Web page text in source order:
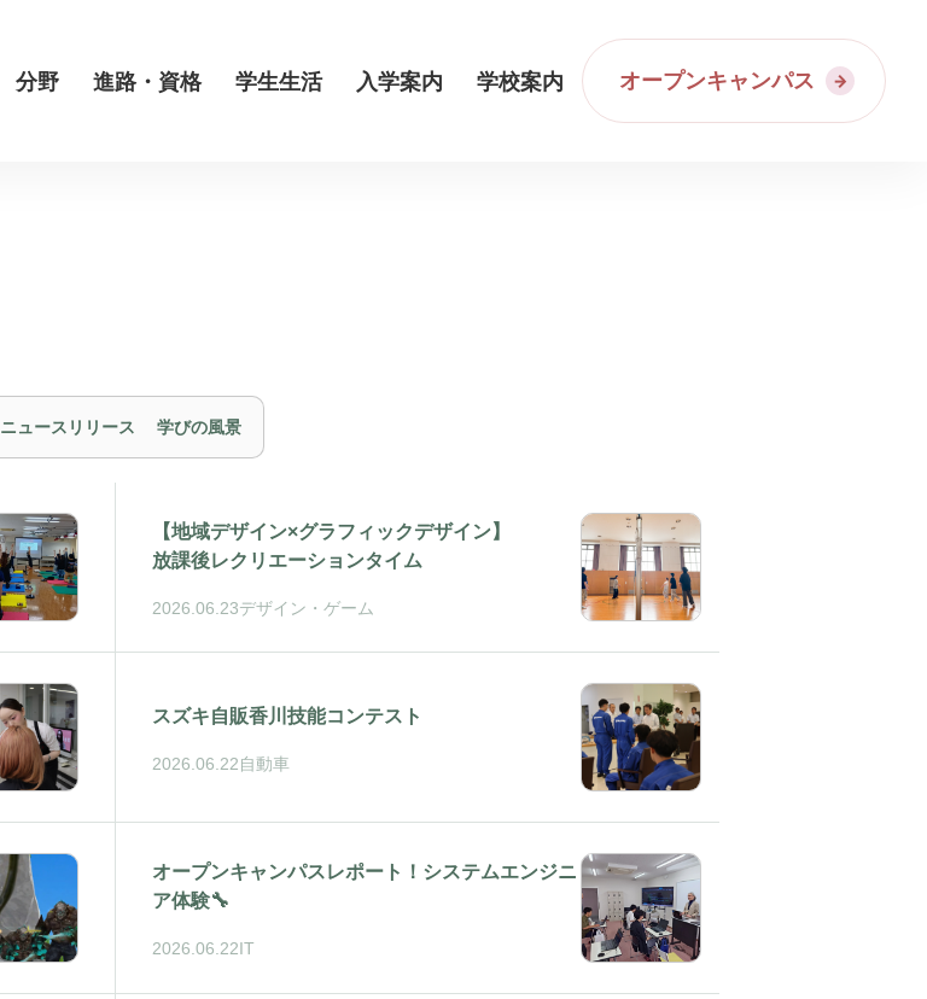
分野 進路・資格 学生生活 入学案内 学校案内 オープンキャンパス
ニュースリリース 学びの風景
【地域デザイン×グラフィックデザイン】
放課後レクリエーションタイム
2026.06.23デザイン・ゲーム
スズキ自販香川技能コンテスト
2026.06.22自動車
オープンキャンパスレポート！システムエンジニ
ア体験🔧
2026.06.22IT